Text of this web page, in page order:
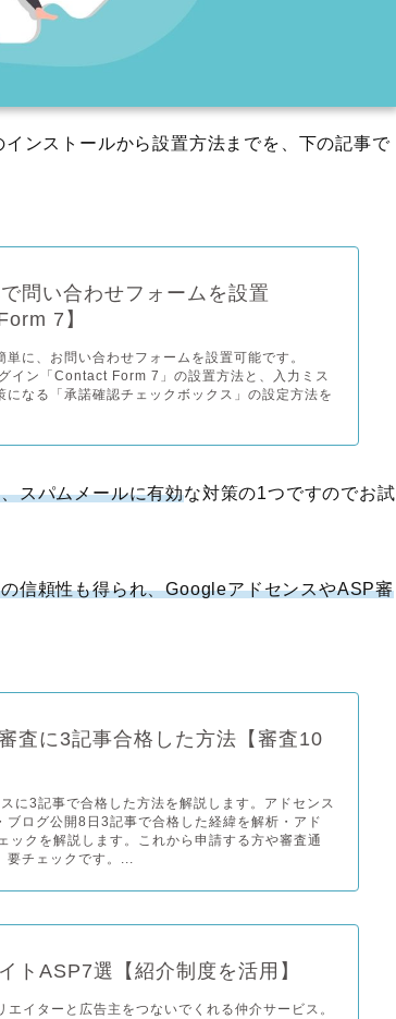
ンストールから設置方法までを、下の記事で
問い合わせフォームを設置
7】
単に、お問い合わせフォームを設置可能です。
イン「Contact Form 7」の設置方法と、入力ミス
になる「承諾確認チェックボックス」の設定方法を
スパムメールに有効な対策の1つですのでお試
信頼性も得られ、GoogleアドセンスやASP審
査に3記事合格した方法【審査10
に3記事で合格した方法を解説します。アドセンス
ブログ公開8日3記事で合格した経緯を解析・アド
ックを解説します。これから申請する方や審査通
要チェックです。...
トASP7選【紹介制度を活用】
エイターと広告主をつないでくれる仲介サービス。